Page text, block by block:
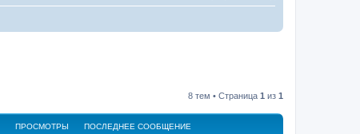
8 тем • Страница 1 из 1
ПРОСМОТРЫ ПОСЛЕДНЕЕ СООБЩЕНИЕ